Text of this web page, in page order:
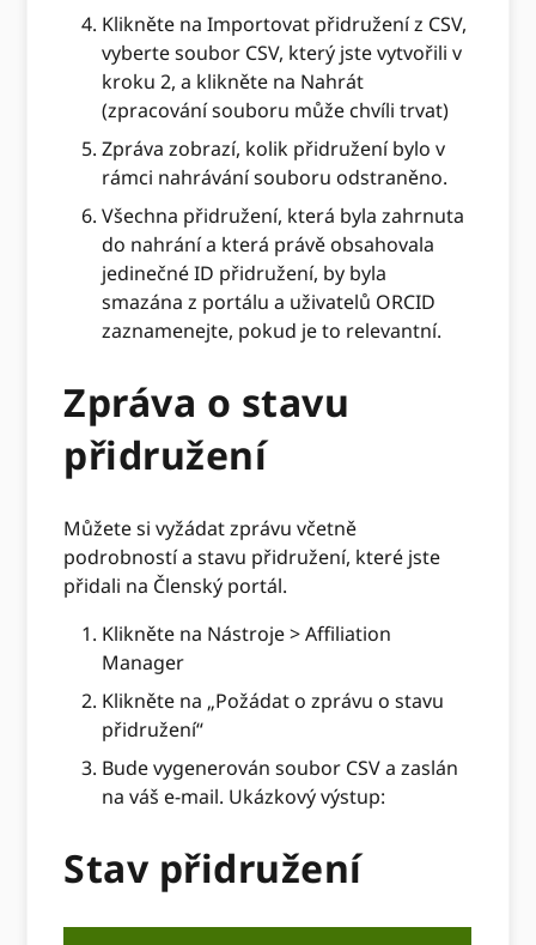
Klikněte na Importovat přidružení z CSV,
vyberte soubor CSV, který jste vytvořili v
kroku 2, a klikněte na Nahrát
(zpracování souboru může chvíli trvat)
Zpráva zobrazí, kolik přidružení bylo v
rámci nahrávání souboru odstraněno.
Všechna přidružení, která byla zahrnuta
do nahrání a která právě obsahovala
jedinečné ID přidružení, by byla
smazána z portálu a uživatelů ORCID
zaznamenejte, pokud je to relevantní.
Zpráva o stavu
přidružení
Můžete si vyžádat zprávu včetně
podrobností a stavu přidružení, které jste
přidali na Členský portál.
Klikněte na Nástroje > Affiliation
Manager
Klikněte na „Požádat o zprávu o stavu
přidružení“
Bude vygenerován soubor CSV a zaslán
na váš e-mail. Ukázkový výstup:
Stav přidružení